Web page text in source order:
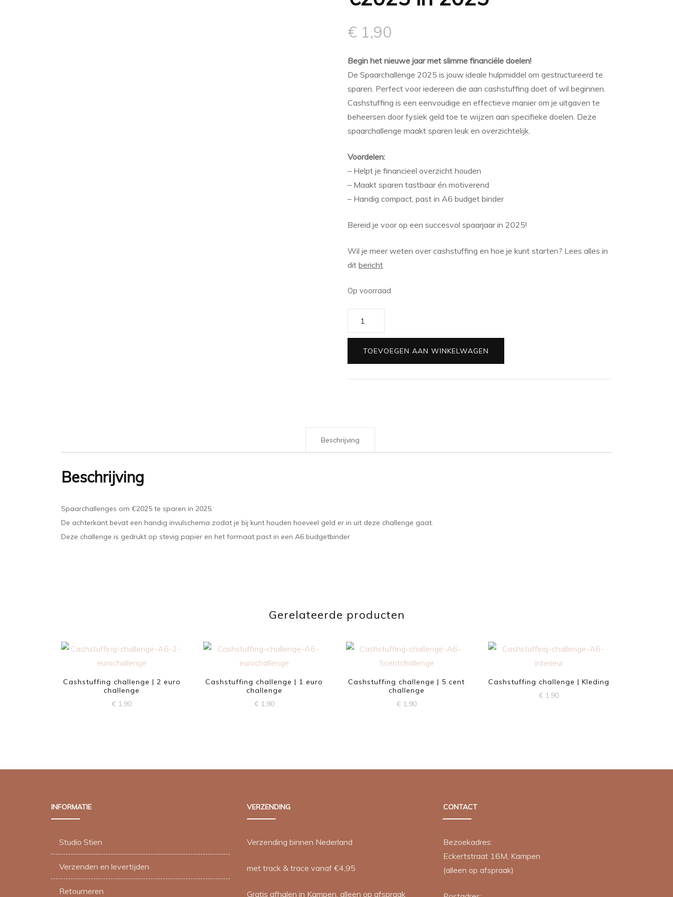
€ 1,90
Begin het nieuwe jaar met slimme financiële doelen!
De Spaarchallenge 2025 is jouw ideale hulpmiddel om gestructureerd te
sparen. Perfect voor iedereen die aan cashstuffing doet of wil beginnen.
Cashstuffing is een eenvoudige en effectieve manier om je uitgaven te
beheersen door fysiek geld toe te wijzen aan specifieke doelen. Deze
spaarchallenge maakt sparen leuk en overzichtelijk.
Voordelen:
– Helpt je financieel overzicht houden
– Maakt sparen tastbaar én motiverend
– Handig compact, past in A6 budget binder
Bereid je voor op een succesvol spaarjaar in 2025!
Wil je meer weten over cashstuffing en hoe je kunt starten? Lees alles in
dit bericht
Op voorraad
TOEVOEGEN AAN WINKELWAGEN
Beschrijving
Beschrijving
Spaarchallenges om €2025 te sparen in 2025.
De achterkant bevat een handig invulschema zodat je bij kunt houden hoeveel geld er in uit deze challenge gaat.
Deze challenge is gedrukt op stevig papier en het formaat past in een A6 budgetbinder
Gerelateerde producten
Cashstuffing challenge | 2 euro
challenge
€ 1,90
Cashstuffing challenge | 1 euro
challenge
€ 1,90
Cashstuffing challenge | 5 cent
challenge
€ 1,90
Cashstuffing challenge | Kleding
€ 1,90
INFORMATIE
Studio Stien
Verzenden en levertijden
Retourneren
VERZENDING
Verzending binnen Nederland
met track & trace vanaf €4,95
Gratis afhalen in Kampen, alleen op afspraak
CONTACT
Bezoekadres:
Eckertstraat 16M, Kampen
(alleen op afspraak)